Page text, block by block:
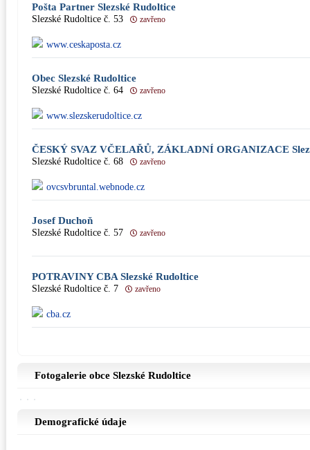
Pošta Partner Slezské Rudoltice
Slezské Rudoltice č. 53 zavřeno
www.ceskaposta.cz
Obec Slezské Rudoltice
Slezské Rudoltice č. 64 zavřeno
www.slezskerudoltice.cz
ČESKÝ SVAZ VČELAŘŮ, ZÁKLADNÍ ORGANIZACE
Slezské Rudoltice č. 68 zavřeno
ovcsvbruntal.webnode.cz
Josef Duchoň
Slezské Rudoltice č. 57 zavřeno
POTRAVINY CBA Slezské Rudoltice
Slezské Rudoltice č. 7 zavřeno
cba.cz
Fotogalerie obce Slezské Rudoltice
Demografické údaje